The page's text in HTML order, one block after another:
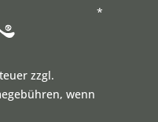
*
zzgl.
wenn